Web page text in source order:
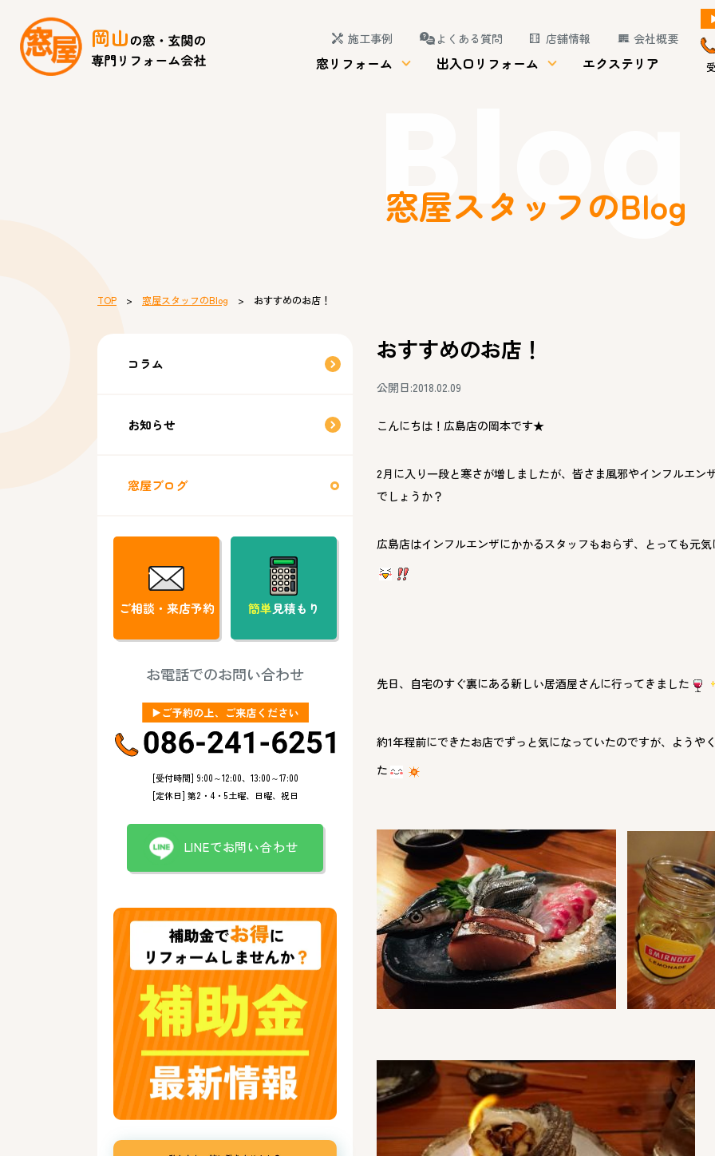
施工事例 よくある質問 店舗情報 会社概要
窓リフォーム 出入口リフォーム エクステリア
Blog
窓屋スタッフのBlog
TOP > 窓屋スタッフのBlog > おすすめのお店！
おすすめのお店！
公開日:2018.02.09
こんにちは！広島店の岡本です★
2月に入り一段と寒さが増しましたが、皆さま風邪やインフルエン
でしょうか？
広島店はインフルエンザにかかるスタッフもおらず、とっても元
先日、自宅のすぐ裏にある新しい居酒屋さんに行ってきました
約1年程前にできたお店でずっと気になっていたのですが、ようや
た
コラム
お知らせ
窓屋ブログ
ご相談・来店予約 簡単見積もり
お電話でのお問い合わせ
[受付時間] 9:00～12:00、13:00～17:00
[定休日] 第2・4・5土曜、日曜、祝日
LINEでお問い合わせ